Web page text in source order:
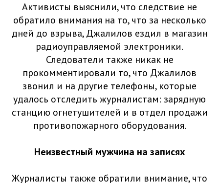
Активисты выяснили, что следствие не
обратило внимания на то, что за несколько
дней до взрыва, Джалилов ездил в магазин
радиоуправляемой электроники.
Следователи также никак не
прокомментировали то, что Джалилов
звонил и на другие телефоны, которые
удалось отследить журналистам: зарядную
станцию огнетушителей и в отдел продажи
противопожарного оборудования.
Неизвестный мужчина на записях
Журналисты также обратили внимание, что